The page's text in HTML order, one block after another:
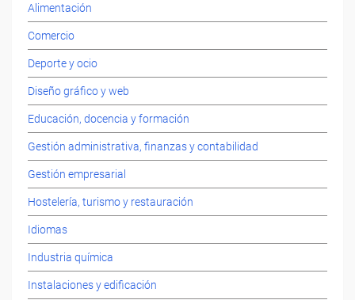
Alimentación
Comercio
Deporte y ocio
Diseño gráfico y web
Educación, docencia y formación
Gestión administrativa, finanzas y contabilidad
Gestión empresarial
Hostelería, turismo y restauración
Idiomas
Industria química
Instalaciones y edificación